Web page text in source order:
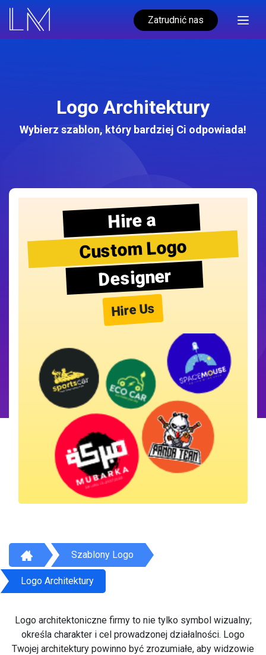
Zatrudnić nas
Logo Architektury
Wybierz szablon, który bardziej Ci odpowiada!
Hire a
Custom Logo
Designer
Hire Us
Szablony Logo
Logo Architektury
Logo architektoniczne firmy to nie tylko symbol wizualny;
określa charakter i cel prowadzonej działalności. Logo
Twojej architektury powinno być zrozumiałe, aby widzowie